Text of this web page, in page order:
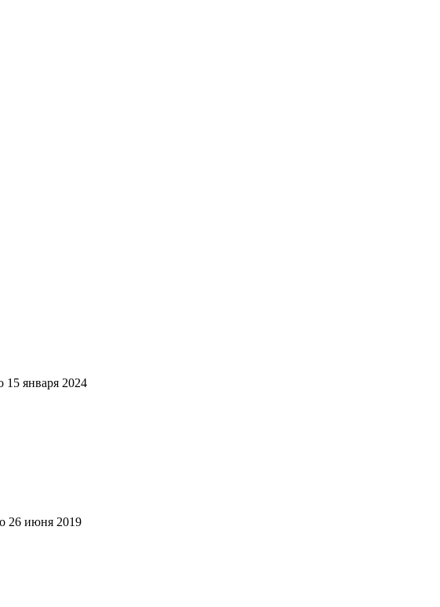
15 января 2024
26 июня 2019